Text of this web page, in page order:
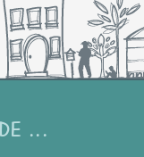
...